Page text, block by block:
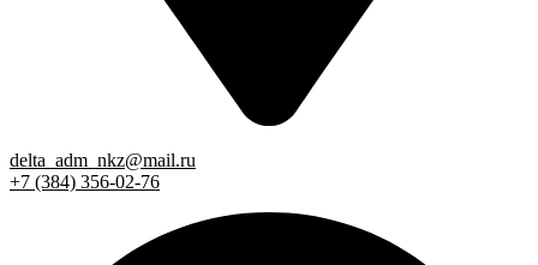
delta_adm_nkz@mail.ru
+7 (384) 356-02-76